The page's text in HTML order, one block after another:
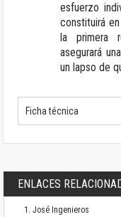
esfuerzo
constituirá
la primera
asegurará
un lapso de
Ficha técnica
ENLACES
José Ingenieros